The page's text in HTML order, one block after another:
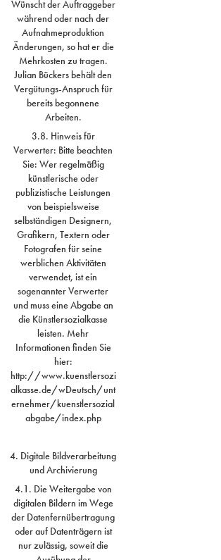
Wünscht der Auftraggeber
während oder nach der
Aufnahmeproduktion
Änderungen, so hat er die
Mehrkosten zu tragen.
Julian Bückers behält den
Vergütungs-Anspruch für
bereits begonnene
Arbeiten.
3.8. Hinweis für
Verwerter: Bitte beachten
Sie: Wer regelmäßig
künstlerische oder
publizistische Leistungen
von beispielsweise
selbständigen Designern,
Grafikern, Textern oder
Fotografen für seine
werblichen Aktivitäten
verwendet, ist ein
sogenannter Verwerter
und muss eine Abgabe an
die Künstlersozialkasse
leisten. Mehr
Informationen finden Sie
hier:
http://www.kuenstlersozi
alkasse.de/wDeutsch/unt
ernehmer/kuenstlersozial
abgabe/index.php
4. Digitale Bildverarbeitung
und Archivierung
4.1. Die Weitergabe von
digitalen Bildern im Wege
der Datenfernübertragung
oder auf Datenträgern ist
nur zulässig, soweit die